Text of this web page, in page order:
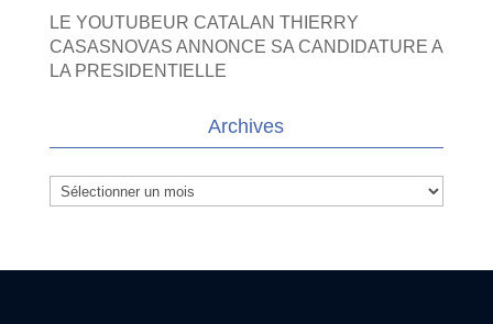
LE YOUTUBEUR CATALAN THIERRY
CASASNOVAS ANNONCE SA CANDIDATURE A
LA PRESIDENTIELLE
Archives
Archives